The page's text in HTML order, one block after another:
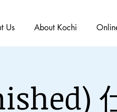
Us About Kochi